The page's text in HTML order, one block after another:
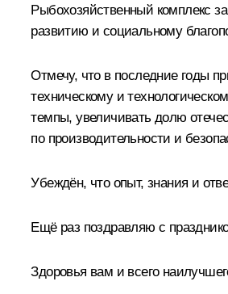
Рыбохозяйственный комплекс
развитию и социальному
Отмечу, что в последние годы
техническому и
темпы, увеличивать долю
по производительности и
Убеждён, что опыт, знания и
Ещё раз поздравляю с
Здоровья вам и всего